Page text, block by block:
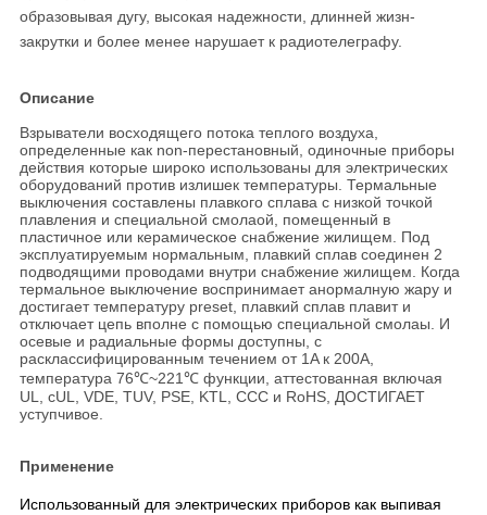
образовывая дугу, высокая надежности, длинней жизн-
закрутки и более менее нарушает к радиотелеграфу.
Описание
Взрыватели восходящего потока теплого воздуха,
определенные как non-перестановный, одиночные приборы
действия которые широко использованы для электрических
оборудований против излишек температуры. Термальные
выключения составлены плавкого сплава с низкой точкой
плавления и специальной смолаой, помещенный в
пластичное или керамическое снабжение жилищем. Под
эксплуатируемым нормальным, плавкий сплав соединен 2
подводящими проводами внутри снабжение жилищем. Когда
термальное выключение воспринимает анормалную жару и
достигает температуру preset, плавкий сплав плавит и
отключает цепь вполне с помощью специальной смолаы. И
осевые и радиальные формы доступны, с
расклассифицированным течением от 1A к 200A,
температура 76℃~221℃ функции, аттестованная включая
UL, cUL, VDE, TUV, PSE, KTL, CCC и RoHS, ДОСТИГАЕТ
уступчивое.
Применение
Использованный для электрических приборов как выпивая